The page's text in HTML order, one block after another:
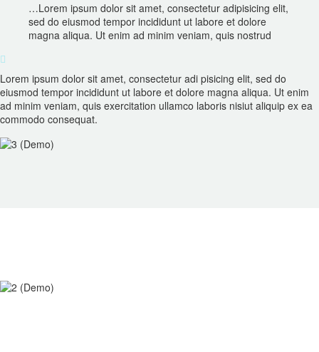
…Lorem ipsum dolor sit amet, consectetur adipisicing elit,
sed do eiusmod tempor incididunt ut labore et dolore
magna aliqua. Ut enim ad minim veniam, quis nostrud

Lorem ipsum dolor sit amet, consectetur adi pisicing elit, sed do
eiusmod tempor incididunt ut labore et dolore magna aliqua. Ut enim
ad minim veniam, quis exercitation ullamco laboris nisiut aliquip ex ea
commodo consequat.